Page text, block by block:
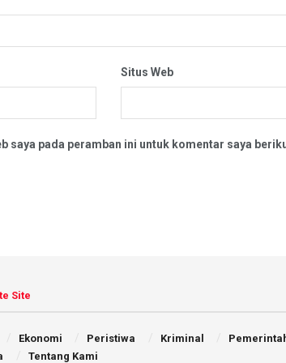
Situs Web
saya pada peramban ini untuk komentar saya
Site
Ekonomi Peristiwa Kriminal
Tentang Kami